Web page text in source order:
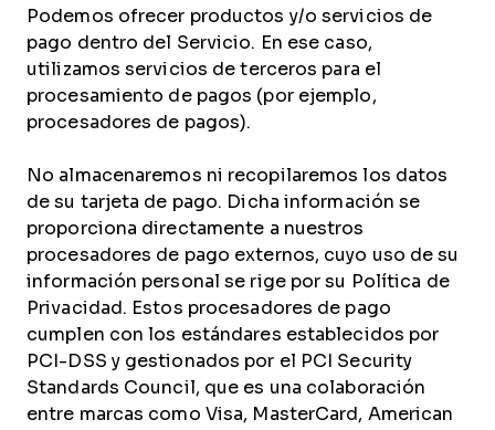
Podemos ofrecer productos y/o servicios de
pago dentro del Servicio. En ese caso,
utilizamos servicios de terceros para el
procesamiento de pagos (por ejemplo,
procesadores de pagos).
No almacenaremos ni recopilaremos los datos
de su tarjeta de pago. Dicha información se
proporciona directamente a nuestros
procesadores de pago externos, cuyo uso de su
información personal se rige por su Política de
Privacidad. Estos procesadores de pago
cumplen con los estándares establecidos por
PCI-DSS y gestionados por el PCI Security
Standards Council, que es una colaboración
entre marcas como Visa, MasterCard, American